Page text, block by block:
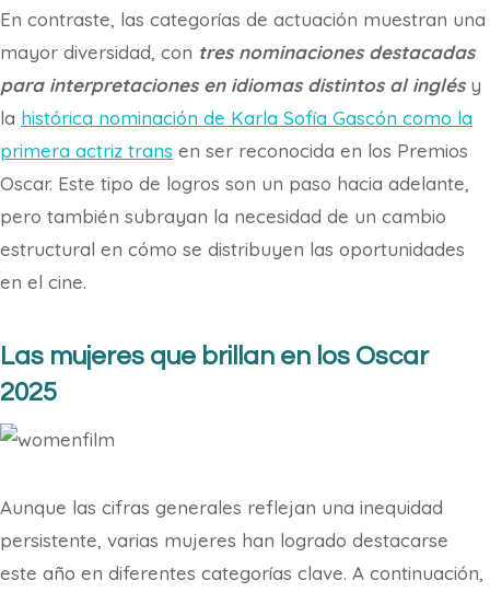
En contraste, las categorías de actuación muestran una
mayor diversidad, con tres nominaciones destacadas
para interpretaciones en idiomas distintos al inglésy
la histórica nominación de Karla Sofía Gascón como la
primera actriz trans en ser reconocida en los Premios
Oscar. Este tipo de logros son un paso hacia adelante,
pero también subrayan la necesidad de un cambio
estructural en cómo se distribuyen las oportunidades
en el cine.
Las mujeres que brillan en los Oscar
2025
Aunque las cifras generales reflejan una inequidad
persistente, varias mujeres han logrado destacarse
este año en diferentes categorías clave. A continuación,